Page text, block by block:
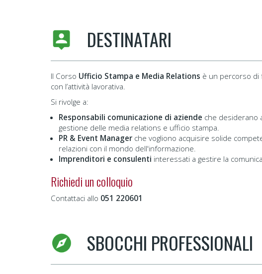
DESTINATARI
Il Corso Ufficio Stampa e Media Relations è un percorso di
con l’attività lavorativa.
Si rivolge a:
Responsabili comunicazione di aziende che desiderano
gestione delle media relations e ufficio stampa.
PR & Event Manager che vogliono acquisire solide
relazioni con il mondo dell'informazione.
Imprenditori e consulenti interessati a gestire la
Richiedi un colloquio
Contattaci allo 051 220601
SBOCCHI PROFESSIONALI